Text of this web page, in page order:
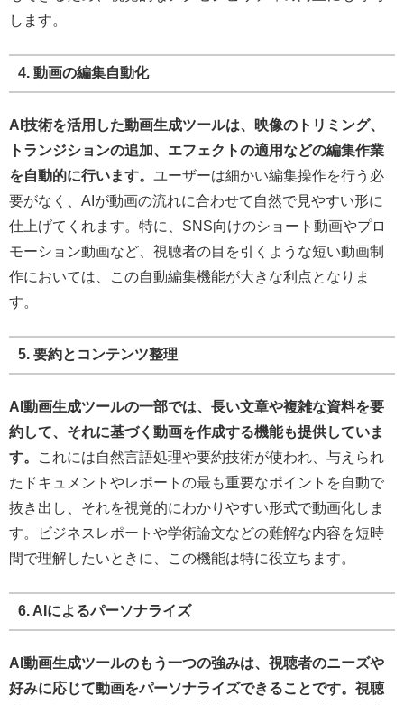
します。
4. 動画の編集自動化
AI技術を活用した動画生成ツールは、映像のトリミング、
トランジションの追加、エフェクトの適用などの編集作業
を自動的に行います。 ユーザーは細かい編集操作を行う必
要がなく、AIが動画の流れに合わせて自然で見やすい形に
仕上げてくれます。特に、SNS向けのショート動画やプロ
モーション動画など、視聴者の目を引くような短い動画制
作においては、この自動編集機能が大きな利点となりま
す。
5. 要約とコンテンツ整理
AI動画生成ツールの一部では、長い文章や複雑な資料を要
約して、それに基づく動画を作成する機能も提供していま
す。
これには自然言語処理や要約技術が使われ、与えられ
たドキュメントやレポートの最も重要なポイントを自動で
抜き出し、それを視覚的にわかりやすい形式で動画化しま
す。ビジネスレポートや学術論文などの難解な内容を短時
間で理解したいときに、この機能は特に役立ちます。
6. AIによるパーソナライズ
AI動画生成ツールのもう一つの強みは、視聴者のニーズや
好みに応じて動画をパーソナライズできることです。視聴